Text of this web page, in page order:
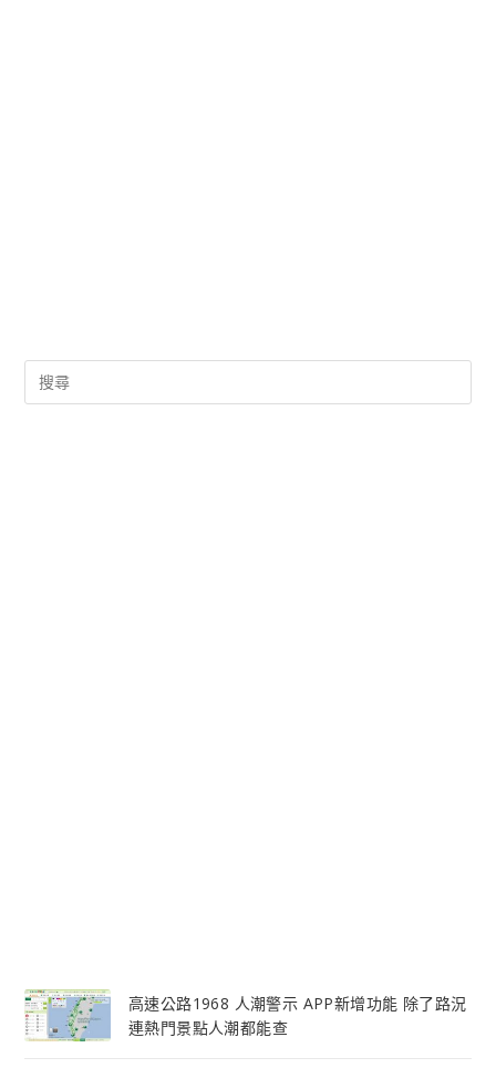
高速公路1968 人潮警示 APP新增功能 除了路況
連熱門景點人潮都能查